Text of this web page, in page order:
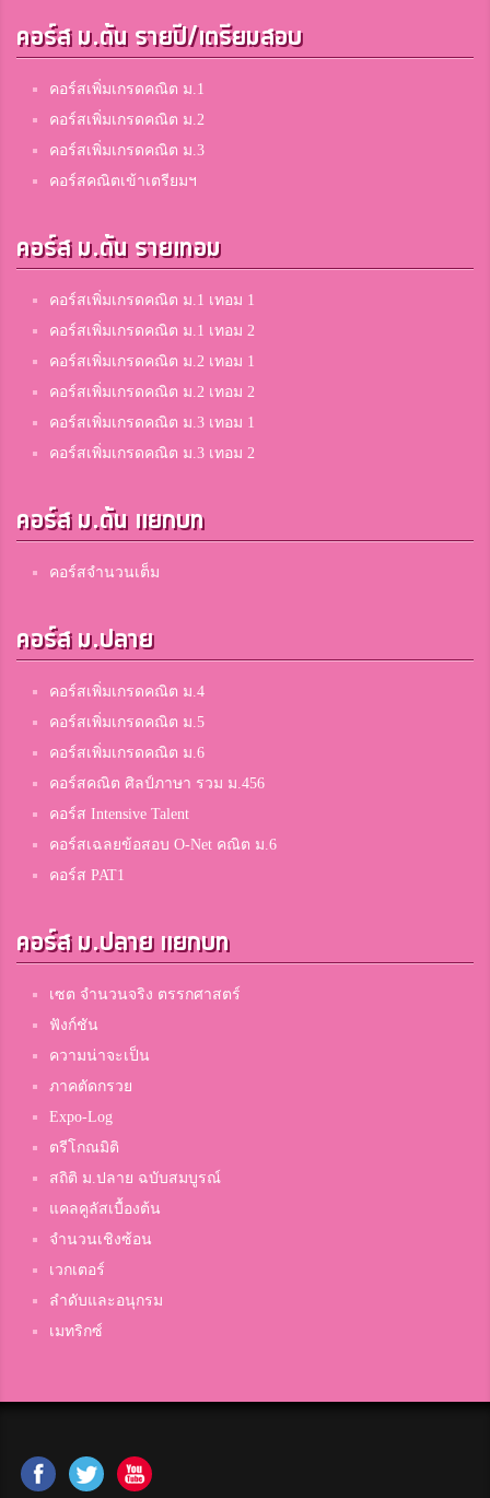
คอร์ส ม.ต้น รายปี/เตรียมสอบ
คอร์สเพิ่มเกรดคณิต ม.1
คอร์สเพิ่มเกรดคณิต ม.2
คอร์สเพิ่มเกรดคณิต ม.3
คอร์สคณิตเข้าเตรียมฯ
คอร์ส ม.ต้น รายเทอม
คอร์สเพิ่มเกรดคณิต ม.1 เทอม 1
คอร์สเพิ่มเกรดคณิต ม.1 เทอม 2
คอร์สเพิ่มเกรดคณิต ม.2 เทอม 1
คอร์สเพิ่มเกรดคณิต ม.2 เทอม 2
คอร์สเพิ่มเกรดคณิต ม.3 เทอม 1
คอร์สเพิ่มเกรดคณิต ม.3 เทอม 2
คอร์ส ม.ต้น แยกบท
คอร์สจำนวนเต็ม
คอร์ส ม.ปลาย
คอร์สเพิ่มเกรดคณิต ม.4
คอร์สเพิ่มเกรดคณิต ม.5
คอร์สเพิ่มเกรดคณิต ม.6
คอร์สคณิต ศิลป์ภาษา รวม ม.456
คอร์ส Intensive Talent
คอร์สเฉลยข้อสอบ O-Net คณิต ม.6
คอร์ส PAT1
คอร์ส ม.ปลาย แยกบท
เซต จำนวนจริง ตรรกศาสตร์
ฟังก์ชัน
ความน่าจะเป็น
ภาคตัดกรวย
Expo-Log
ตรีโกณมิติ
สถิติ ม.ปลาย ฉบับสมบูรณ์
แคลคูลัสเบื้องต้น
จำนวนเชิงซ้อน
เวกเตอร์
ลำดับและอนุกรม
เมทริกซ์